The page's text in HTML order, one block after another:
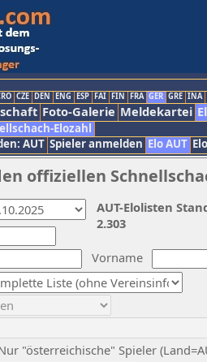
CZE DEN ENG ESP FAI FIN FRA GER GRE INA
Foto-Galerie Meldekartei
Elozahl
AUT Spieler anmelden Elo AUT
offiziellen
Vorname
"österreichische" Spieler
AUT-Elolisten
2.303